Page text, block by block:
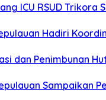
ICU RSUD
Hadiri
dan Penimbunan
Sampaikan